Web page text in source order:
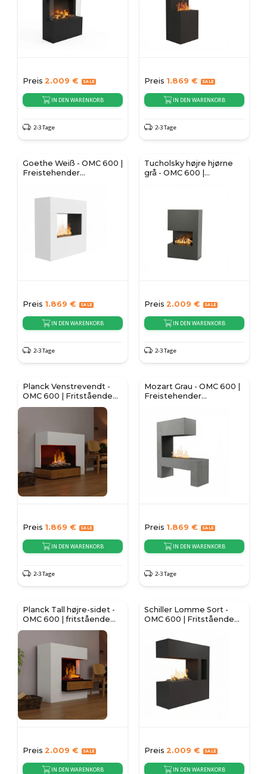
Preis 2.009 €
IN DEN WARENKORB
2-3 Tage
Preis 1.869 €
IN DEN WARENKORB
2-3 Tage
Goethe Weiß - OMC 600 |
Freistehender
Preis 1.869 €
IN DEN WARENKORB
2-3 Tage
Tucholsky højre hjørne
grå - OMC 600 |
Preis 2.009 €
IN DEN WARENKORB
2-3 Tage
Planck Venstrevendt -
OMC 600 | Fritstående
vanddampepejs
Preis 1.869 €
IN DEN WARENKORB
2-3 Tage
Mozart Grau - OMC 600 |
Freistehender
Preis 1.869 €
IN DEN WARENKORB
2-3 Tage
Planck Tall højre-sidet -
OMC 600 | fritstående
vanddamp pejs
Preis 2.009 €
IN DEN WARENKORB
Schiller Lomme Sort -
OMC 600 | Fritstående
Preis 2.009 €
IN DEN WARENKORB